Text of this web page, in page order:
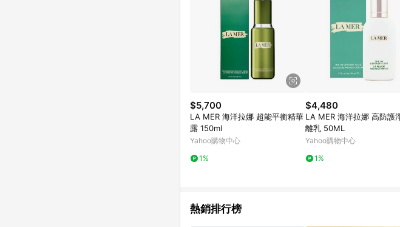
$5,700
LA MER 海洋拉娜 超能平衡精華
露 150ml
Yahoo購物中心
1%
$4,480
LA MER 海洋拉娜 高防護
離乳 50ML
Yahoo購物中心
1%
熱銷排行榜